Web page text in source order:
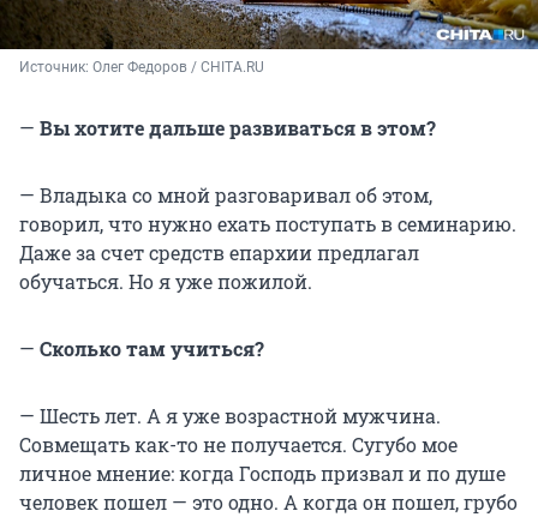
Источник: Олег Федоров / CHITA.RU
— Вы хотите дальше развиваться в этом?
— Владыка со мной разговаривал об этом,
говорил, что нужно ехать поступать в семинарию.
Даже за счет средств епархии предлагал
обучаться. Но я уже пожилой.
— Сколько там учиться?
— Шесть лет. А я уже возрастной мужчина.
Совмещать как-то не получается. Сугубо мое
личное мнение: когда Господь призвал и по душе
человек пошел — это одно. А когда он пошел, грубо